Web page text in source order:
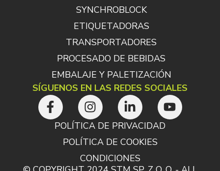
SYNCHROBLOCK
ETIQUETADORAS
TRANSPORTADORES
PROCESADO DE BEBIDAS
EMBALAJE Y PALETIZACIÓN
SÍGUENOS EN LAS REDES SOCIALES
POLÍTICA DE PRIVACIDAD
POLÍTICA DE COOKIES
CONDICIONES